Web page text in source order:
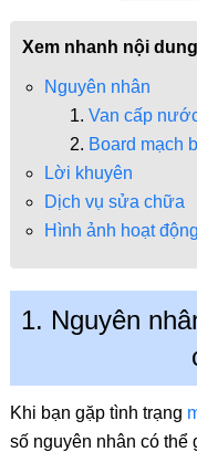
Xem nhanh nội dung
Nguyên nhân
Van cấp
Board mạch
Lời khuyên
Dịch vụ sửa chữa
Hình ảnh hoạt động
1. Nguyên
Khi bạn gặp tình trạng
số nguyên nhân có thể